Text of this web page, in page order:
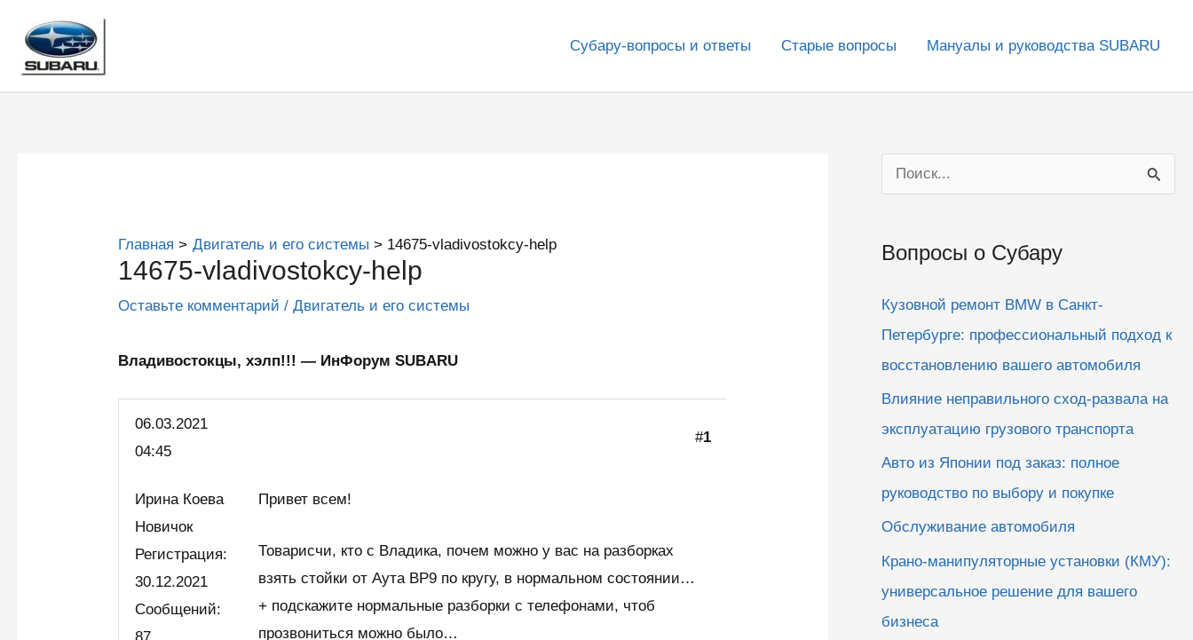
содержимому
Субару-вопросы и ответы Старые вопросы Мануалы и руководства SUBARU
Главная Двигатель и его системы 14675-vladivostokcy-help
14675-vladivostokcy-help
Оставьте комментарий /Двигатель и его системы
Владивостокцы, хэлп!!! — ИнФорум SUBARU
06.03.2021
04:45
#1
Ирина Коева
Новичок
Регистрация:
30.12.2021
Сообщений:
Привет всем!
Товарисчи, кто с Владика, почем можно у вас на разборках
взять стойки от Аута BP9 по кругу, в нормальном состоянии…
+ подскажите нормальные разборки с телефонами, чтоб
прозвониться можно было…
о
с
Вопросы о Субару
Кузовной ремонт BMW в Санкт-
Петербурге: профессиональный подход к
восстановлению вашего автомобиля
Влияние неправильного сход-развала на
эксплуатацию грузового транспорта
Авто из Японии под заказ: полное
руководство по выбору и покупке
Обслуживание автомобиля
Крано-манипуляторные установки (КМУ):
универсальное решение для вашего
бизнеса